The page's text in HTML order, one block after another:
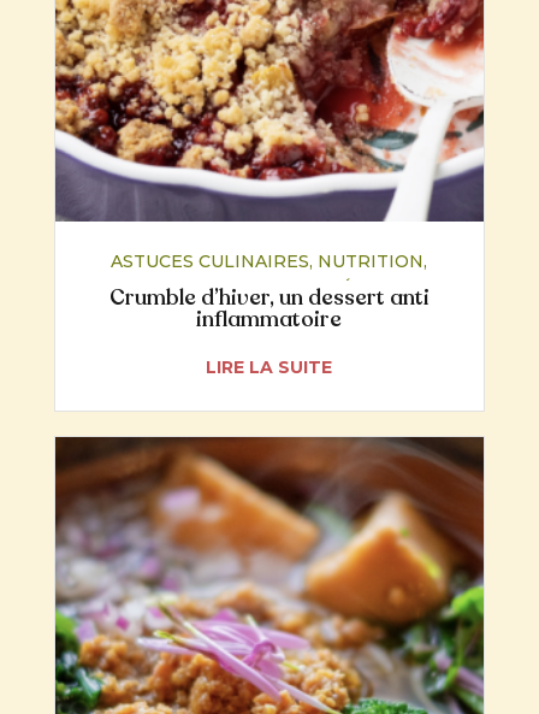
Crumble d’hiver, un dessert anti
inflammatoire
ASTUCES CULINAIRES, NUTRITION,
RECETTES, SANTÉ
LIRE LA SUITE